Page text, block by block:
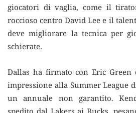
giocatori di vaglia, come il
roccioso centro David Lee e il
deve migliorare la tecnica per
schierate.
Dallas ha firmato con Eric Green
impressione alla Summer League
un annuale non garantito.